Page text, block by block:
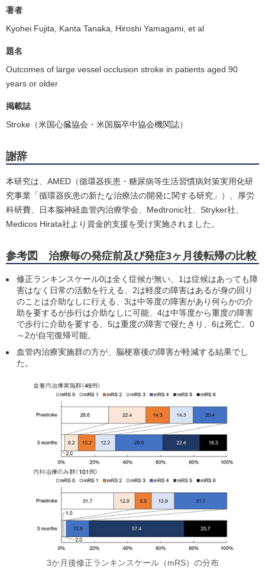
著者
Kyohei Fujita, Kanta Tanaka, Hiroshi Yamagami, et al
題名
Outcomes of large vessel occlusion stroke in patients aged 90
years or older
掲載誌
Stroke（米国心臓協会・米国脳卒中協会機関誌）
謝辞
本研究は、AMED（循環器疾患・糖尿病等生活習慣病対策実用化研
究事業「循環器疾患の新たな治療法の開発に関する研究」）、厚労
科研費、日本脳神経血管内治療学会、Medtronic社、Stryker社、
Medicos Hirata社より資金的支援を受け実施されました。
参考図 治療毎の発症前及び発症3ヶ月後転帰の比較
修正ランキンスケール0は全く症候が無い、1は症候はあっても障
害はなく日常の活動を行える、2は軽度の障害はあるが身の回り
のことは介助なしに行える、3は中等度の障害があり何らかの介
助を要するが歩行は介助なしに可能、4は中等度から重度の障害
で歩行に介助を要する、5は重度の障害で寝たきり、6は死亡。0
～2が自宅復帰可能。
血管内治療実施群の方が、脳梗塞後の障害が軽減する結果でし
た。
3か月後修正ランキンスケール（mRS）の分布